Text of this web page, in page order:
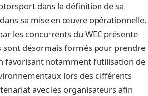
dans la définition de sa
sa mise en œuvre opérationnelle.
les concurrents du WEC présente
sont désormais formés pour prendre
favorisant notamment l’utilisation de
lors des différents
avec les organisateurs afin